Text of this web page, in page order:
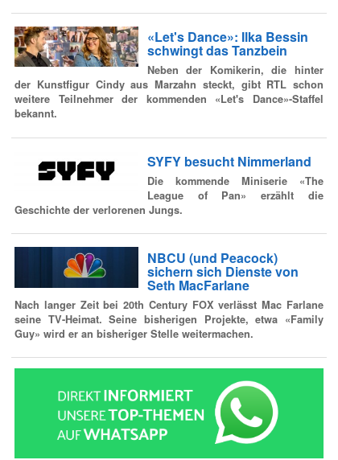
«Let's Dance»: Ilka Bessin
schwingt das Tanzbein
Neben der Komikerin, die hinter
der Kunstfigur Cindy aus Marzahn steckt, gibt RTL schon
weitere Teilnehmer der kommenden «Let's Dance»-Staffel
bekannt.
SYFY besucht Nimmerland
Die kommende Miniserie «The
League of Pan» erzählt die
Geschichte der verlorenen Jungs.
NBCU (und Peacock)
sichern sich Dienste von
Seth MacFarlane
Nach langer Zeit bei 20th Century FOX verlässt Mac Farlane
seine TV-Heimat. Seine bisherigen Projekte, etwa «Family
Guy» wird er an bisheriger Stelle weitermachen.